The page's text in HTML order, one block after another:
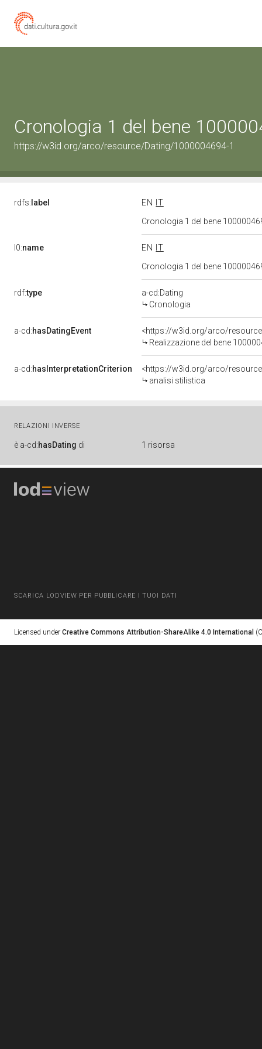
Cronologia 1 del bene
https://w3id.org/arco/resource/Dating/1000004694-1
rdfs: label EN
IT
Cronologia 1 del bene
l0:name EN
IT
Cronologia 1 del bene
rdf:type
a-cd:Dating
Cronologia
a-cd:hasDatingEvent
<https://w3id.org/arco/
Realizzazione del bene
a-cd:hasInterpretationCriterion
<https://w3id.org/arco/
analisi stilistica
RELAZIONI INVERSE
è a-cd:hasDating di 1 risorsa
SCARICA LODVIEW PER PUBBLICARE I TUOI DATI
Licensed under Creative Commons Attribution-ShareAlike 4.0 International